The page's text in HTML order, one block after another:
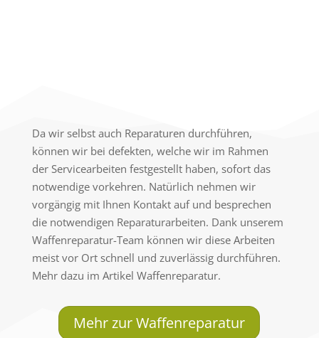
Da wir selbst auch Reparaturen durchführen,
können wir bei defekten, welche wir im Rahmen
der Servicearbeiten festgestellt haben, sofort das
notwendige vorkehren. Natürlich nehmen wir
vorgängig mit Ihnen Kontakt auf und besprechen
die notwendigen Reparaturarbeiten. Dank unserem
Waffenreparatur-Team können wir diese Arbeiten
meist vor Ort schnell und zuverlässig durchführen.
Mehr dazu im Artikel Waffenreparatur.
Mehr zur Waffenreparatur